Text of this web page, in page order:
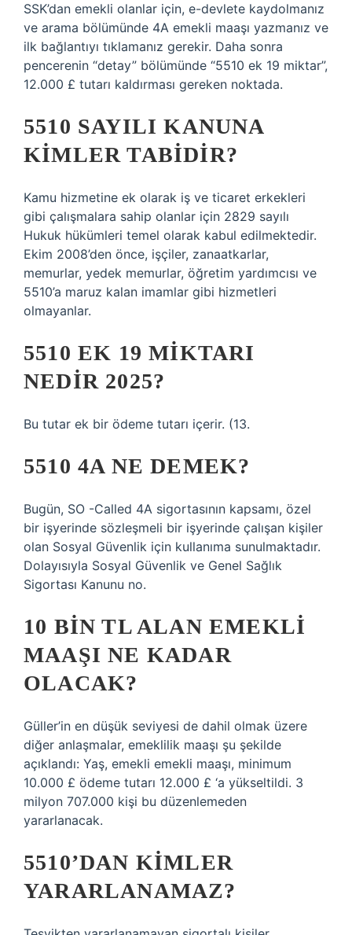
SSK’dan emekli olanlar için, e-devlete kaydolmanız
ve arama bölümünde 4A emekli maaşı yazmanız ve
ilk bağlantıyı tıklamanız gerekir. Daha sonra
pencerenin “detay” bölümünde “5510 ek 19 miktar”,
12.000 £ tutarı kaldırması gereken noktada.
5510 SAYILI KANUNA
KIMLER TABIDIR?
Kamu hizmetine ek olarak iş ve ticaret erkekleri
gibi çalışmalara sahip olanlar için 2829 sayılı
Hukuk hükümleri temel olarak kabul edilmektedir.
Ekim 2008’den önce, işçiler, zanaatkarlar,
memurlar, yedek memurlar, öğretim yardımcısı ve
5510’a maruz kalan imamlar gibi hizmetleri
olmayanlar.
5510 EK 19 MIKTARI
NEDIR 2025?
Bu tutar ek bir ödeme tutarı içerir. (13.
5510 4A NE DEMEK?
Bugün, SO -Called 4A sigortasının kapsamı, özel
bir işyerinde sözleşmeli bir işyerinde çalışan kişiler
olan Sosyal Güvenlik için kullanıma sunulmaktadır.
Dolayısıyla Sosyal Güvenlik ve Genel Sağlık
Sigortası Kanunu no.
10 BIN TL ALAN EMEKLI
MAAŞI NE KADAR
OLACAK?
Güller’in en düşük seviyesi de dahil olmak üzere
diğer anlaşmalar, emeklilik maaşı şu şekilde
açıklandı: Yaş, emekli emekli maaşı, minimum
10.000 £ ödeme tutarı 12.000 £ ‘a yükseltildi. 3
milyon 707.000 kişi bu düzenlemeden
yararlanacak.
5510’DAN KIMLER
YARARLANAMAZ?